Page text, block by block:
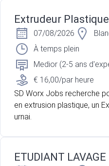
Extrudeur Plastique
07/08/2026
À temps plein
Medior (2-5 ans
€ 16,00/par heure
SD Worx Jobs recherche
en extrusion plastique, un
urnai.
ETUDIANT